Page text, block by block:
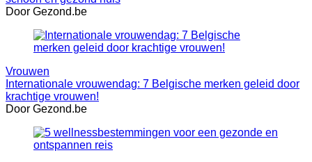
Door Gezond.be
Vrouwen
Internationale vrouwendag: 7 Belgische merken geleid door
krachtige vrouwen!
Door Gezond.be